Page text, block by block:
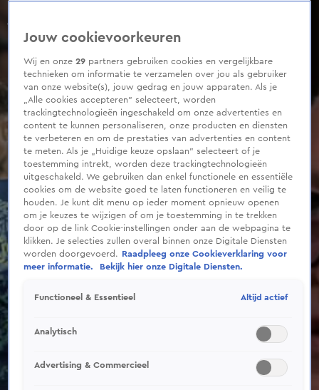
of
seconds
Jouw cookievoorkeuren
Wij en onze29 partners gebruiken cookies en vergelijkbare
technieken om informatie te verzamelen over jou als gebruiker
van onze website(s), jouw gedrag en jouw apparaten. Als je
„Alle cookies accepteren” selecteert, worden
trackingtechnologieën ingeschakeld om onze advertenties en
content te kunnen personaliseren, onze producten en diensten
te verbeteren en om de prestaties van advertenties en content
te meten. Als je „Huidige keuze opslaan” selecteert of je
toestemming intrekt, worden deze trackingtechnologieën
uitgeschakeld. We gebruiken dan enkel functionele en essentiële
cookies om de website goed te laten functioneren en veilig te
houden. Je kunt dit menu op ieder moment opnieuw openen
om je keuzes te wijzigen of om je toestemming in te trekken
door op de link Cookie-instellingen onder aan de webpagina te
klikken. Je selecties zullen overal binnen onze Digitale Diensten
worden doorgevoerd.
Raadpleeg onze Cookieverklaring voor
meer informatie.
Bekijk hier onze Digitale Diensten.
Functioneel & Essentieel Altijd actief
Analytisch
Advertising & Commercieel